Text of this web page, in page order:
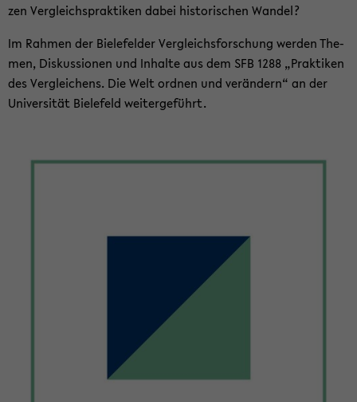
zen Ver­gleichs­prak­ti­ken dabei his­to­ri­schen Wan­del?
Im Rah­men der Bie­le­fel­der Ver­gleichs­for­schung wer­den The­
men, Dis­kus­sio­nen und In­hal­te aus dem SFB 1288 „Prak­ti­ken
des Ver­glei­chens. Die Welt ord­nen und ver­än­dern“ an der
Uni­ver­si­tät Bie­le­feld wei­ter­ge­führt.